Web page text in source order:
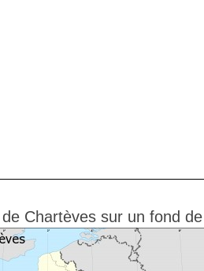
Chartèves sur un fond